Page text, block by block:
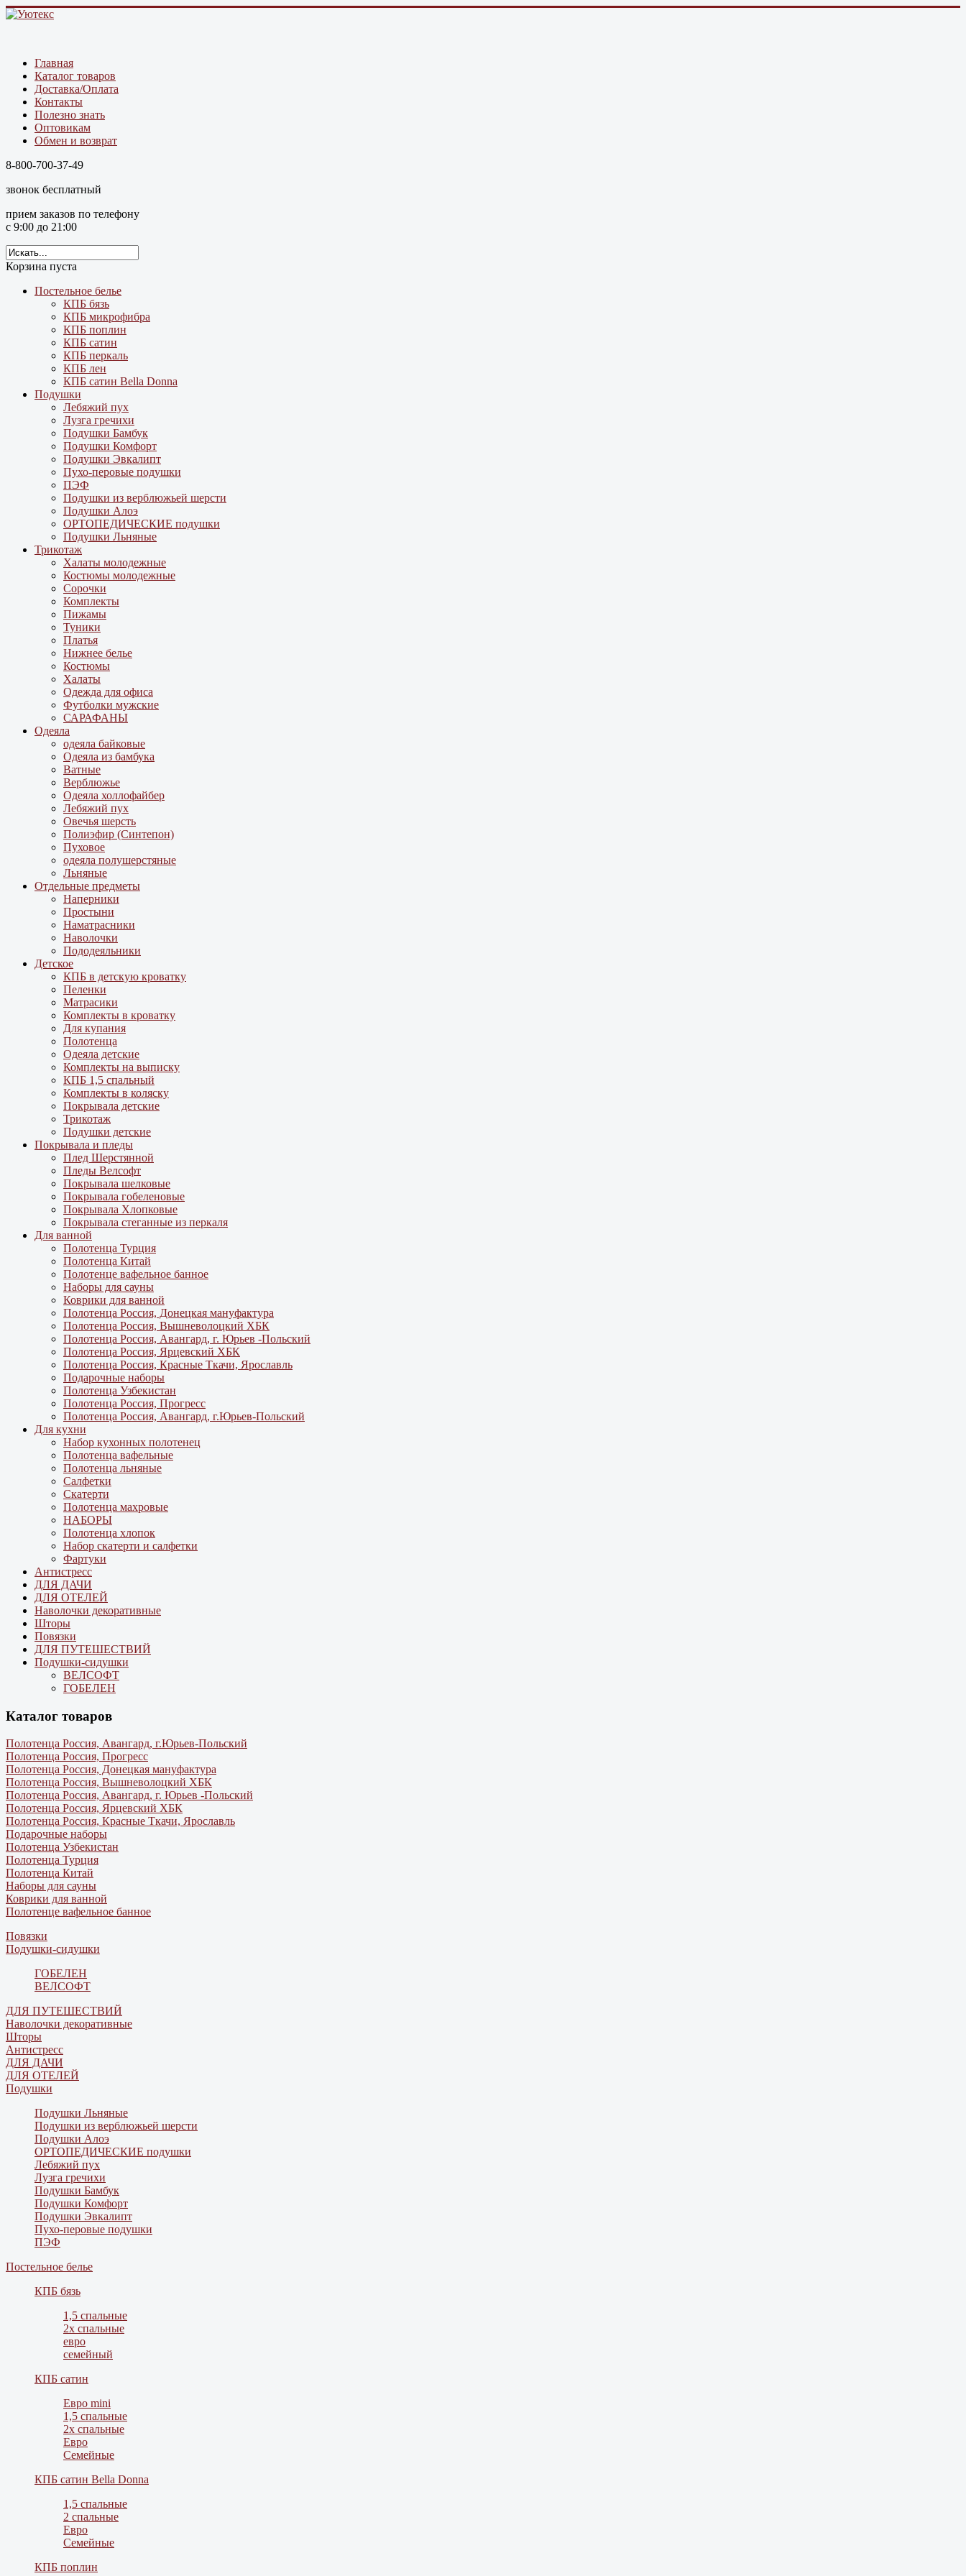
Главная
Каталог товаров
Доставка/Оплата
Контакты
Полезно знать
Оптовикам
Обмен и возврат
8-800-700-37-49
звонок бесплатный
прием заказов по телефону
с 9:00 до 21:00
Корзина пуста
Постельное белье
КПБ бязь
КПБ микрофибра
КПБ поплин
КПБ сатин
КПБ перкаль
КПБ лен
КПБ сатин Bella Donna
Подушки
Лебяжий пух
Лузга гречихи
Подушки Бамбук
Подушки Комфорт
Подушки Эвкалипт
Пухо-перовые подушки
ПЭФ
Подушки из верблюжьей шерсти
Подушки Алоэ
ОРТОПЕДИЧЕСКИЕ подушки
Подушки Льняные
Трикотаж
Халаты молодежные
Костюмы молодежные
Сорочки
Комплекты
Пижамы
Туники
Платья
Нижнее белье
Костюмы
Халаты
Одежда для офиса
Футболки мужские
САРАФАНЫ
Одеяла
одеяла байковые
Одеяла из бамбука
Ватные
Верблюжье
Одеяла холлофайбер
Лебяжий пух
Овечья шерсть
Полиэфир (Синтепон)
Пуховое
одеяла полушерстяные
Льняные
Отдельные предметы
Наперники
Простыни
Наматрасники
Наволочки
Пододеяльники
Детское
КПБ в детскую кроватку
Пеленки
Матрасики
Комплекты в кроватку
Для купания
Полотенца
Одеяла детские
Комплекты на выписку
КПБ 1,5 спальный
Комплекты в коляску
Покрывала детские
Трикотаж
Подушки детские
Покрывала и пледы
Плед Шерстянной
Пледы Велсофт
Покрывала шелковые
Покрывала гобеленовые
Покрывала Хлопковые
Покрывала стеганные из перкаля
Для ванной
Полотенца Турция
Полотенца Китай
Полотенце вафельное банное
Наборы для сауны
Коврики для ванной
Полотенца Россия, Донецкая мануфактура
Полотенца Россия, Вышневолоцкий ХБК
Полотенца Россия, Авангард, г. Юрьев -Польский
Полотенца Россия, Ярцевский ХБК
Полотенца Россия, Красные Ткачи, Ярославль
Подарочные наборы
Полотенца Узбекистан
Полотенца Россия, Прогресс
Полотенца Россия, Авангард, г.Юрьев-Польский
Для кухни
Набор кухонных полотенец
Полотенца вафельные
Полотенца льняные
Салфетки
Скатерти
Полотенца махровые
НАБОРЫ
Полотенца хлопок
Набор скатерти и салфетки
Фартуки
Антистресс
ДЛЯ ДАЧИ
ДЛЯ ОТЕЛЕЙ
Наволочки декоративные
Шторы
Повязки
ДЛЯ ПУТЕШЕСТВИЙ
Подушки-сидушки
ВЕЛСОФТ
ГОБЕЛЕН
Каталог товаров
Полотенца Россия, Авангард, г.Юрьев-Польский
Полотенца Россия, Прогресс
Полотенца Россия, Донецкая мануфактура
Полотенца Россия, Вышневолоцкий ХБК
Полотенца Россия, Авангард, г. Юрьев -Польский
Полотенца Россия, Ярцевский ХБК
Полотенца Россия, Красные Ткачи, Ярославль
Подарочные наборы
Полотенца Узбекистан
Полотенца Турция
Полотенца Китай
Наборы для сауны
Коврики для ванной
Полотенце вафельное банное
Повязки
Подушки-сидушки
ГОБЕЛЕН
ВЕЛСОФТ
ДЛЯ ПУТЕШЕСТВИЙ
Наволочки декоративные
Шторы
Антистресс
ДЛЯ ДАЧИ
ДЛЯ ОТЕЛЕЙ
Подушки
Подушки Льняные
Подушки из верблюжьей шерсти
Подушки Алоэ
ОРТОПЕДИЧЕСКИЕ подушки
Лебяжий пух
Лузга гречихи
Подушки Бамбук
Подушки Комфорт
Подушки Эвкалипт
Пухо-перовые подушки
ПЭФ
Постельное белье
КПБ бязь
1,5 спальные
2х спальные
евро
семейный
КПБ сатин
Евро mini
1,5 спальные
2х спальные
Евро
Семейные
КПБ сатин Bella Donna
1,5 спальные
2 спальные
Евро
Семейные
КПБ поплин